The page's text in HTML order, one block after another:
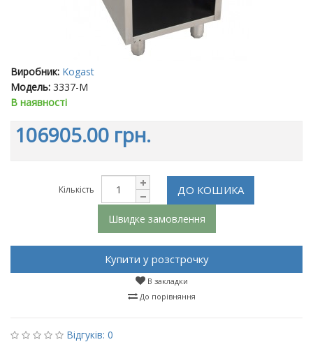
Виробник: Kogast
Модель: 3337-M
В наявності
106905.00 грн.
Кількість ДО КОШИКА
Швидке замовлення
Купити у розстрочку
В закладки
До порівняння
Відгуків: 0